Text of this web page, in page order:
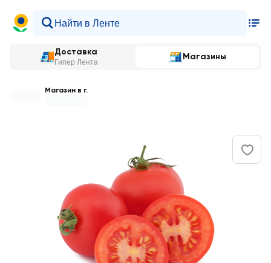
Доставка
Гипер Лента
Магазины
Магазин в г.